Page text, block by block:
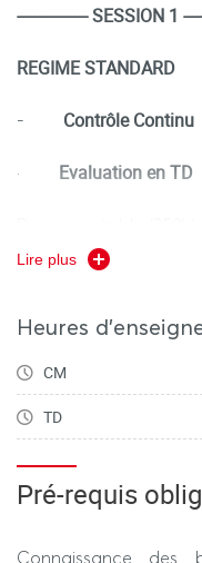
---------------- SESSION 1
REGIME STANDARD
- Contrôle Continu
· Evaluation en TD
Devoir à rendre (5%)
·Evaluation
Devoir sur table.
REGIME DEROGATOIRE
Lire plus
Heures
CM
TD
Pré-requis
Connaissance des